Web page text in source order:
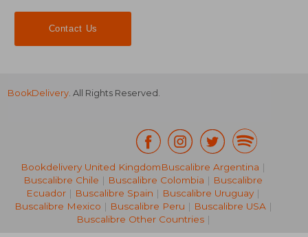
Contact Us
BookDelivery . All Rights Reserved.
Bookdelivery United KingdomBuscalibre Argentina |
Buscalibre Chile | Buscalibre Colombia | Buscalibre
Ecuador | Buscalibre Spain | Buscalibre Uruguay |
Buscalibre Mexico | Buscalibre Peru | Buscalibre USA |
Buscalibre Other Countries|